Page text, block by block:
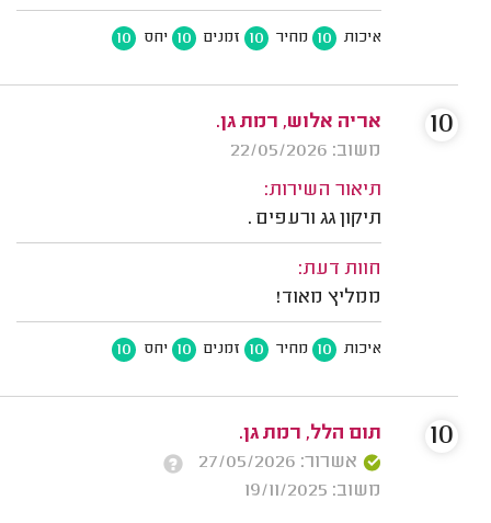
איכות 10 מחיר 10 זמנים 10 יחס 10
אריה אלוש, רמת גן.
משוב: 22/05/2026
תיאור השירות:
תיקון גג ורעפים .
חוות דעת:
ממליץ מאוד!
איכות 10 מחיר 10 זמנים 10 יחס 10
10
תום הלל, רמת גן.
אשרור: 27/05/2026
משוב: 19/11/2025
10